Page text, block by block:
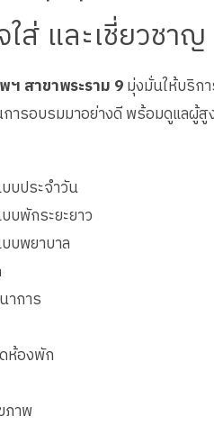
ใส่ และเชี่ยวชาญ
สาขาพระราม 9มุ่งมั่นให้บริกา
ารอบรมมาอย่างดี พร้อมดูแลผู้สู
บประจำวัน
บพักระยะยาว
บพยาบาล
าการ
ห้องพัก
ภาพ